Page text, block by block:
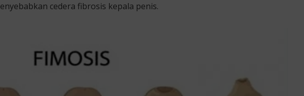
cedera fibrosis kepala penis.